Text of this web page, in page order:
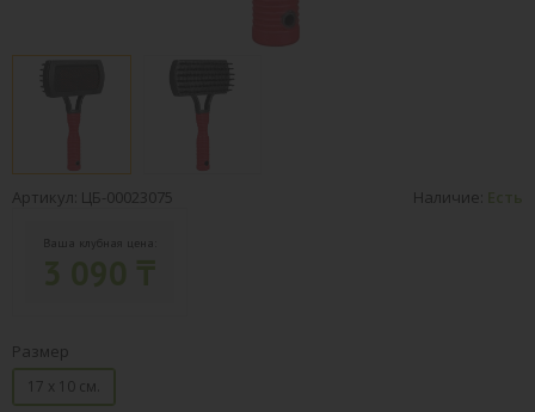
Артикул: ЦБ-00023075 Наличие: Есть
Ваша клубная цена:
Размер
17 х 10 см.